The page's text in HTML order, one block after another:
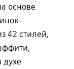
основе
42 стилей,
духе